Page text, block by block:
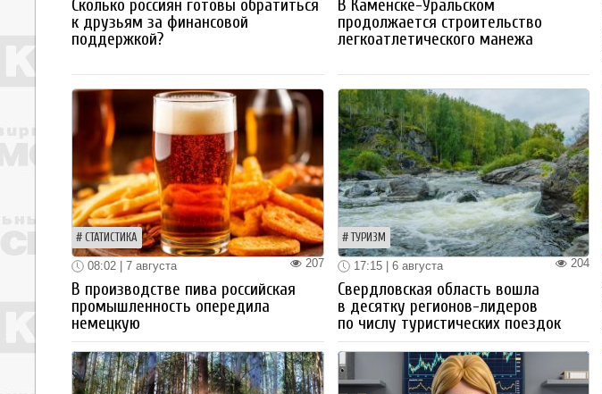
Сколько россиян готовы обратиться
к друзьям за финансовой
поддержкой?
В Каменске-Уральском
продолжается строительство
легкоатлетического манежа
СТАТИСТИКА
207
08:02 | 7 августа
В производстве пива российская
промышленность опередила
немецкую
ТУРИЗМ
204
17:15 | 6 августа
Свердловская область вошла
в десятку регионов-лидеров
по числу туристических поездок